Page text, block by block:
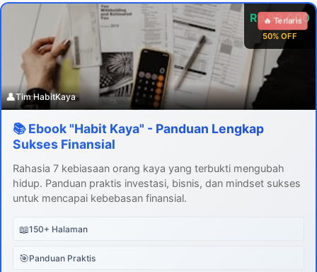
Rp 99.000
50% OFF
🔥 Terlaris
👤Tim HabitKaya
📚 Ebook "Habit Kaya" - Panduan Lengkap
Sukses Finansial
Rahasia 7 kebiasaan orang kaya yang terbukti mengubah
hidup. Panduan praktis investasi, bisnis, dan mindset sukses
untuk mencapai kebebasan finansial.
📖150+ Halaman
🎯Panduan Praktis